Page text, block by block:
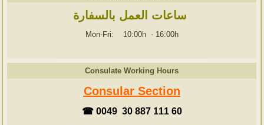
ساعات العمل بالسفارة
Mon-Fri: 10:00h - 16:00h
Consulate Working Hours
Consular Section
☎ 0049 30 887 111 60